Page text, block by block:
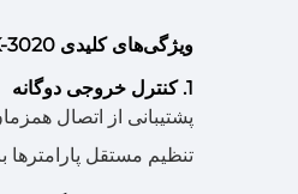
ویژگی‌های کلیدی EK-3020:
1. کنترل خروجی دوگانه
پشتیبانی از اتصال
تنظیم مستقل